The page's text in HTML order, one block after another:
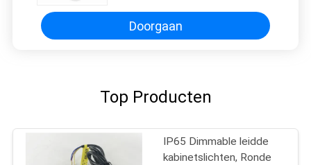
Doorgaan
Top Producten
IP65 Dimmable leidde
kabinetslichten, Ronde